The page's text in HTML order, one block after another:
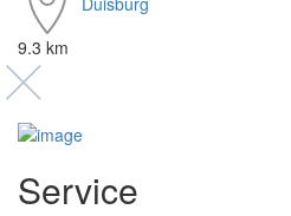
9.3 km
Service